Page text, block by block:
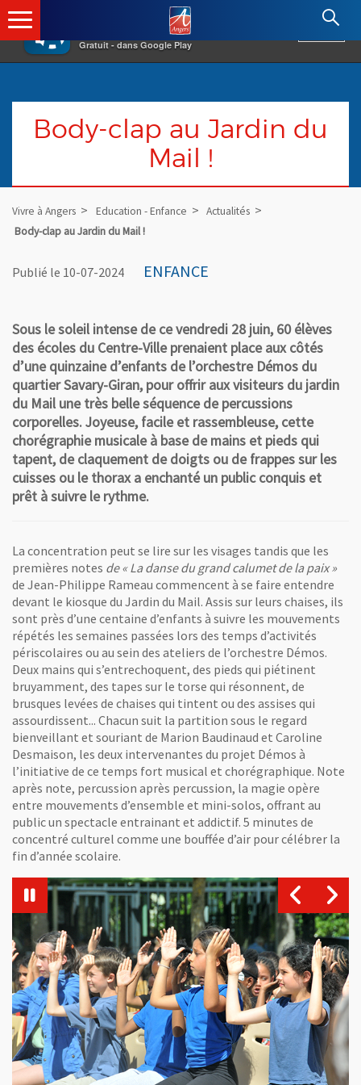
×
Gratuit - dans Google Play
Angers.fr : Retour à l'accueil
Body-clap au Jardin du
Mail !
Vivre à Angers Education - Enfance
Actualités
Body-clap au Jardin du Mail !
Publié le 10-07-2024 ENFANCE
Sous le soleil intense de ce vendredi 28 juin, 60 élèves
des écoles du Centre-Ville prenaient place aux côtés
d’une quinzaine d’enfants de l’orchestre Démos du
quartier Savary-Giran, pour offrir aux visiteurs du jardin
du Mail une très belle séquence de percussions
corporelles. Joyeuse, facile et rassembleuse, cette
chorégraphie musicale à base de mains et pieds qui
tapent, de claquement de doigts ou de frappes sur les
cuisses ou le thorax a enchanté un public conquis et
prêt à suivre le rythme.
La concentration peut se lire sur les visages tandis que les
premières notes de « La danse du grand calumet de la paix »
de Jean-Philippe Rameau commencent à se faire entendre
devant le kiosque du Jardin du Mail. Assis sur leurs chaises, ils
sont près d’une centaine d’enfants à suivre les mouvements
répétés les semaines passées lors des temps d’activités
périscolaires ou au sein des ateliers de l’orchestre Démos.
Deux mains qui s’entrechoquent, des pieds qui piétinent
bruyamment, des tapes sur le torse qui résonnent, de
brusques levées de chaises qui tintent ou des assises qui
assourdissent... Chacun suit la partition sous le regard
bienveillant et souriant de Marion Baudinaud et Caroline
Desmaison, les deux intervenantes du projet Démos à
l’initiative de ce temps fort musical et chorégraphique. Note
après note, percussion après percussion, la magie opère
entre mouvements d’ensemble et mini-solos, offrant au
public un spectacle entrainant et addictif. 5 minutes de
concentré culturel comme une bouffée d’air pour célébrer la
fin d’année scolaire.